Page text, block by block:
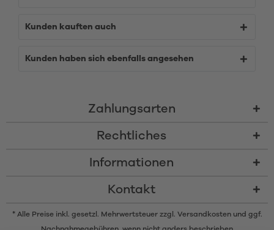
Kunden kauften auch
Kunden haben sich ebenfalls angesehen
Zahlungsarten
Rechtliches
Informationen
Kontakt
* Alle Preise inkl. gesetzl. Mehrwertsteuer zzgl. Versandkostenund ggf.